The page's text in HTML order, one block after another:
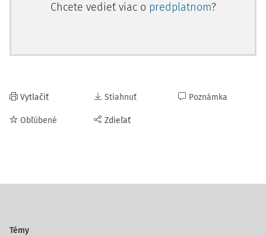
Chcete vedieť viac o predplatnom?
Vytlačiť
Obľúbené
Stiahnuť
Zdieľať
Poznámka
Témy